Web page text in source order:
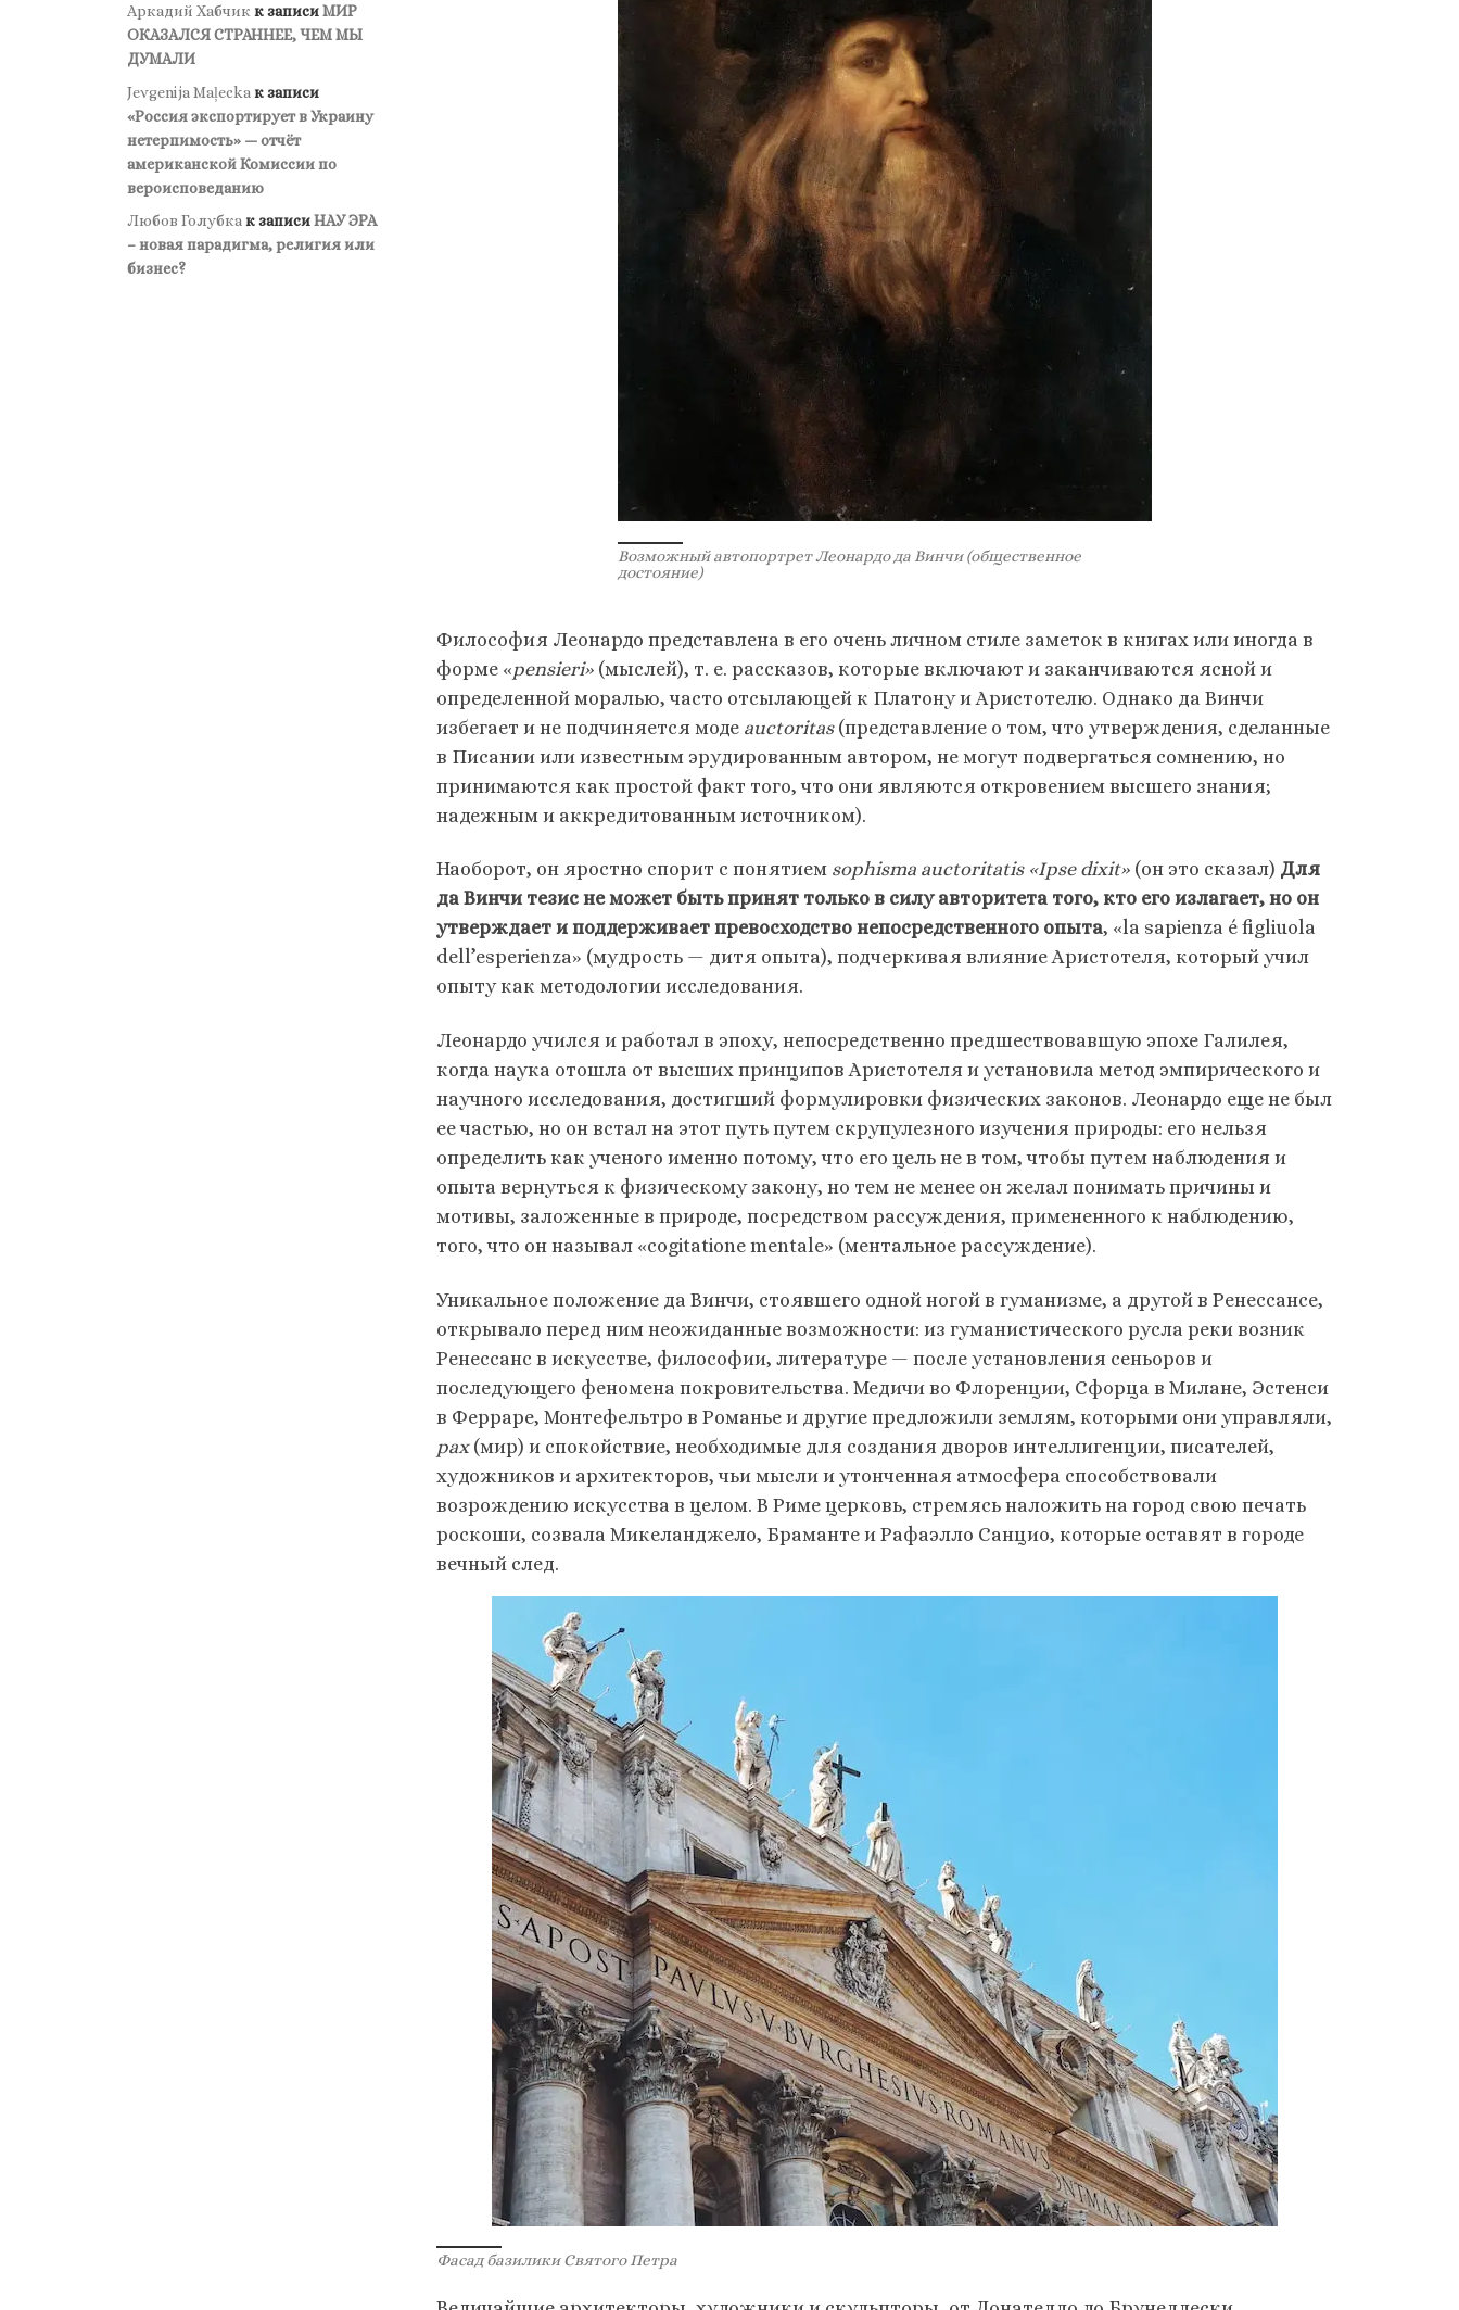
Возможный автопортрет Леонардо да Винчи (общественное
достояние)
Философия Леонардо представлена ​​в его очень личном стиле заметок в книгах или иногда в
форме «pensieri» (мыслей), т. е. рассказов, которые включают и заканчиваются ясной и
определенной моралью, часто отсылающей к Платону и Аристотелю. Однако да Винчи
избегает и не подчиняется моде auctoritas(представление о том, что утверждения, сделанные
в Писании или известным эрудированным автором, не могут подвергаться сомнению, но
принимаются как простой факт того, что они являются откровением высшего знания;
надежным и аккредитованным источником).
Наоборот, он яростно спорит с понятием sophisma auctoritatis «Ipse dixit» (он это сказал) Для
да Винчи тезис не может быть принят только в силу авторитета того, кто его излагает, но он
утверждает и поддерживает превосходство непосредственного опыта, «la sapienza é figliuola
dell’esperienza» (мудрость — дитя опыта), подчеркивая влияние Аристотеля, который учил
опыту как методологии исследования.
Леонардо учился и работал в эпоху, непосредственно предшествовавшую эпохе Галилея,
когда наука отошла от высших принципов Аристотеля и установила метод эмпирического и
научного исследования, достигший формулировки физических законов. Леонардо еще не был
ее частью, но он встал на этот путь путем скрупулезного изучения природы: его нельзя
определить как ученого именно потому, что его цель не в том, чтобы путем наблюдения и
опыта вернуться к физическому закону, но тем не менее он желал понимать причины и
мотивы, заложенные в природе, посредством рассуждения, примененного к наблюдению,
того, что он называл «cogitatione mentale» (ментальное рассуждение).
Уникальное положение да Винчи, стоявшего одной ногой в гуманизме, а другой в Ренессансе,
открывало перед ним неожиданные возможности: из гуманистического русла реки возник
Ренессанс в искусстве, философии, литературе — после установления сеньоров и
последующего феномена покровительства. Медичи во Флоренции, Сфорца в Милане, Эстенси
в Ферраре, Монтефельтро в Романье и другие предложили землям, которыми они управляли,
pax (мир) и спокойствие, необходимые для создания дворов интеллигенции, писателей,
художников и архитекторов, чьи мысли и утонченная атмосфера способствовали
возрождению искусства в целом. В Риме церковь, стремясь наложить на город свою печать
роскоши, созвала Микеланджело, Браманте и Рафаэлло Санцио, которые оставят в городе
вечный след.
Фасад базилики Святого Петра
Аркадий Хабчик к записиМИР
ОКАЗАЛСЯ СТРАННЕЕ, ЧЕМ МЫ
ДУМАЛИ
Jevgenija Maļecka к записи
«Россия экспортирует в Украину
нетерпимость» — отчёт
американской Комиссии по
вероисповеданию
Любов Голубкак записиНАУ ЭРА
– новая парадигма, религия или
бизнес?